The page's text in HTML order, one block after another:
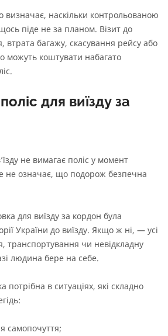
визначає, наскільки контрольованою
піде не за планом. Візит до
втрата багажу, скасування рейсу або
можуть коштувати набагато
для виїзду за
не вимагає поліс у момент
не означає, що подорож безпечна
для виїзду за кордон була
України до виїзду. Якщо ж ні, — усі
транспортування чи невідкладну
людина бере на себе.
потрібна в ситуаціях, які складно
самопочуття;